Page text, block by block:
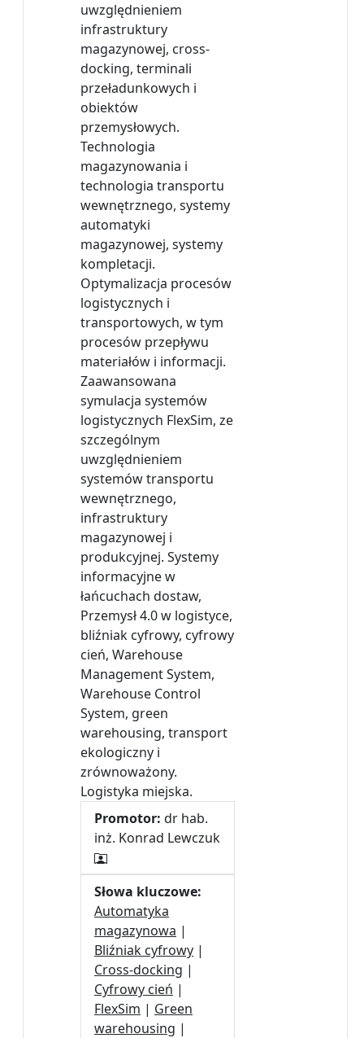
uwzględnieniem
infrastruktury
magazynowej, cross-
docking, terminali
przeładunkowych i
obiektów
przemysłowych.
Technologia
magazynowania i
technologia transportu
wewnętrznego, systemy
automatyki
magazynowej, systemy
kompletacji.
Optymalizacja procesów
logistycznych i
transportowych, w tym
procesów przepływu
materiałów i informacji.
Zaawansowana
symulacja systemów
logistycznych FlexSim, ze
szczególnym
uwzględnieniem
systemów transportu
wewnętrznego,
infrastruktury
magazynowej i
produkcyjnej. Systemy
informacyjne w
łańcuchach dostaw,
Przemysł 4.0 w logistyce,
bliźniak cyfrowy, cyfrowy
cień, Warehouse
Management System,
Warehouse Control
System, green
warehousing, transport
ekologiczny i
zrównoważony.
Logistyka miejska.
Promotor: dr hab.
inż. Konrad Lewczuk
Słowa kluczowe:
Automatyka
magazynowa |
Bliźniak cyfrowy |
Cross-docking |
Cyfrowy cień |
FlexSim | Green
warehousing |